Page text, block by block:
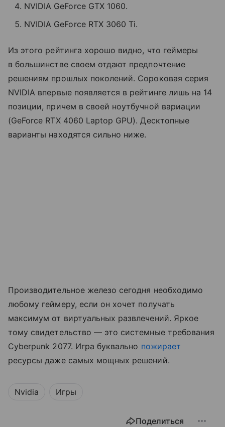
NVIDIA GeForce GTX 1060.
NVIDIA GeForce RTX 3060 Ti.
Из этого рейтинга хорошо видно, что геймеры
в большинстве своем отдают предпочтение
решениям прошлых поколений. Сороковая серия
NVIDIA впервые появляется в рейтинге лишь на 14
позиции, причем в своей ноутбучной вариации
(GeForce RTX 4060 Laptop GPU). Десктопные
варианты находятся сильно ниже.
Производительное железо сегодня необходимо
любому геймеру, если он хочет получать
максимум от виртуальных развлечений. Яркое
тому свидетельство — это системные требования
Cyberpunk 2077. Игра буквально пожирает
ресурсы даже самых мощных решений.
Nvidia Игры
Поделиться